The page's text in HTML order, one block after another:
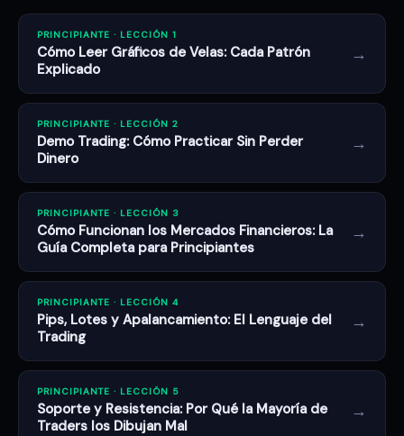
PRINCIPIANTE · LECCIÓN 1
Cómo Leer Gráficos de Velas: Cada Patrón
Explicado
→
PRINCIPIANTE · LECCIÓN 2
Demo Trading: Cómo Practicar Sin Perder
Dinero
→
PRINCIPIANTE · LECCIÓN 3
Cómo Funcionan los Mercados Financieros: La
Guía Completa para Principiantes
→
PRINCIPIANTE · LECCIÓN 4
Pips, Lotes y Apalancamiento: El Lenguaje del
Trading
→
PRINCIPIANTE · LECCIÓN 5
Soporte y Resistencia: Por Qué la Mayoría de
Traders los Dibujan Mal
→